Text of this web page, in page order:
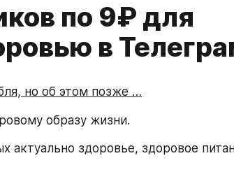
по 9₽ для
в
но об этом позже …
образу жизни.
актуально здоровье, здоровое